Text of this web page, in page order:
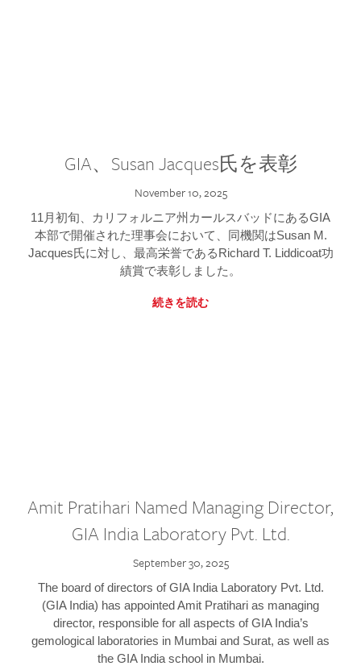
GIA、Susan Jacques氏を表彰
November 10, 2025
11月初旬、カリフォルニア州カールスバッドにあるGIA
本部で開催された理事会において、同機関はSusan M.
Jacques氏に対し、最高栄誉であるRichard T. Liddicoat功
績賞で表彰しました。
続きを読む
Amit Pratihari Named Managing Director,
GIA India Laboratory Pvt. Ltd.
September 30, 2025
The board of directors of GIA India Laboratory Pvt. Ltd.
(GIA India) has appointed Amit Pratihari as managing
director, responsible for all aspects of GIA India’s
gemological laboratories in Mumbai and Surat, as well as
the GIA India school in Mumbai.